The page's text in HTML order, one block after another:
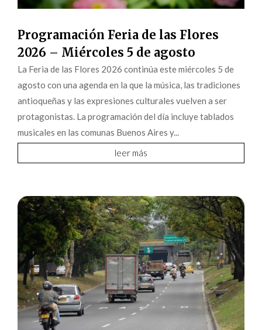
Programación Feria de las Flores
2026 – Miércoles 5 de agosto
La Feria de las Flores 2026 continúa este miércoles 5 de
agosto con una agenda en la que la música, las tradiciones
antioqueñas y las expresiones culturales vuelven a ser
protagonistas. La programación del día incluye tablados
musicales en las comunas Buenos Aires y...
leer más